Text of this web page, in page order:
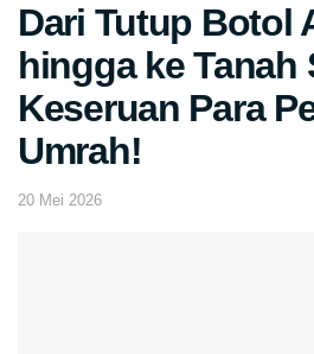
Dari Tutup Botol
hingga ke Tanah
Keseruan Para
Umrah!
20 Mei 2026